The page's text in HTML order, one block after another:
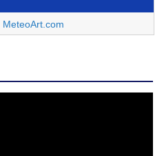
MeteoArt.com